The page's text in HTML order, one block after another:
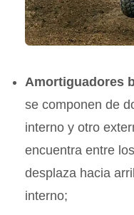
Amortiguadores
se componen de
interno y otro
encuentra entre
desplaza hacia
interno;